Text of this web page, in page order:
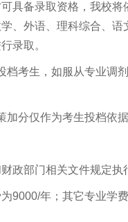
具备录取资格，我校
、外语、理科综合、语
录取。
考生，如服从专业调
分仅作为考生投档依
政部门相关文件规定执
9000/年；其它专业学